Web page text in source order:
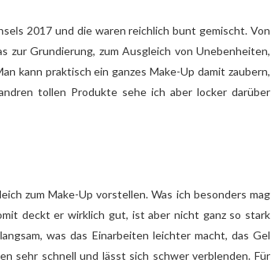
2017 und die waren reichlich bunt gemischt. Von
zur Grundierung, zum Ausgleich von Unebenheiten,
kann praktisch ein ganzes Make-Up damit zaubern,
tollen Produkte sehe ich aber locker darüber
zum Make-Up vorstellen. Was ich besonders mag
deckt er wirklich gut, ist aber nicht ganz so stark
was das Einarbeiten leichter macht, das Gel
sehr schnell und lässt sich schwer verblenden. Für